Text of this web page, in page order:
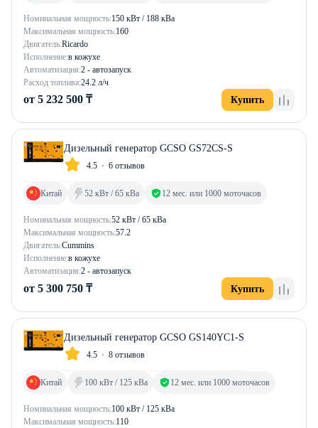
Номинальная мощность:150 кВт / 188 кВа
Максимальная мощность:160
Двигатель:Ricardo
Исполнение:в кожухе
Автоматизация:2 - автозапуск
Расход топлива:24.2 л/ч
от 5 232 500 ₸ Купить
Дизельный генератор GCSO GS72CS-S
4.5 6 отзывов
Номинальная мощность:52 кВт / 65 кВа
Максимальная мощность:57.2
Двигатель:Cummins
Исполнение:в кожухе
Автоматизация:2 - автозапуск
Китай 52 кВт / 65 кВа 12 мес. или 1000 моточасов
от 5 300 750 ₸ Купить
Дизельный генератор GCSO GS140YC1-S
4.5 8 отзывов
Номинальная мощность:100 кВт / 125 кВа
Максимальная мощность:110
Китай 100 кВт / 125 кВа 12 мес. или 1000 моточасов